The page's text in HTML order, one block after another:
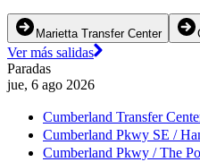
Marietta Transfer Center
Ver más salidas
Paradas
jue, 6 ago 2026
Cumberland Transfer
Cumberland Pkwy SE /
Cumberland Pkwy / The